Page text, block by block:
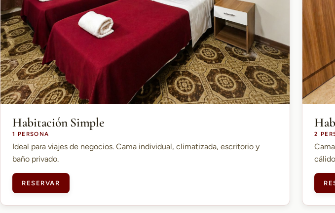
Habitación Simple
1 PERSONA
Ideal para viajes de negocios. Cama individual, climatizada, escritorio y
baño privado.
RESERVAR
2